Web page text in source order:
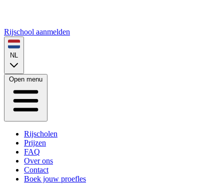
Rijschool aanmelden
NL
Open menu
Rijscholen
Prijzen
FAQ
Over ons
Contact
Boek jouw proefles